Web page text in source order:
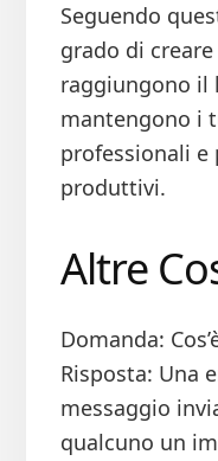
Seguendo
grado di
raggiungono il
mantengono i
professionali
produttivi.
Altre
Domanda:
Risposta: Una
messaggio
qualcuno un